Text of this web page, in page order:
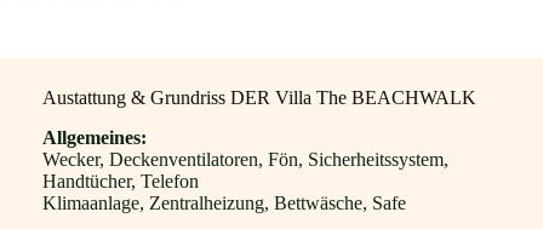
Austattung & Grundriss DER Villa The BEACHWALK
Allgemeines:
Wecker, Deckenventilatoren, Fön, Sicherheitssystem,
Handtücher, Telefon
Klimaanlage, Zentralheizung, Bettwäsche, Safe